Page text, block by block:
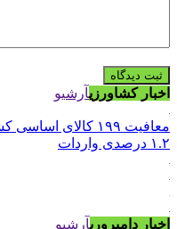
اخبار کشاورزیآرشیو
معافیت ۱۹۹ کالای
۱.۲ درصدی واردات
اخبار دامپروریآرشیو